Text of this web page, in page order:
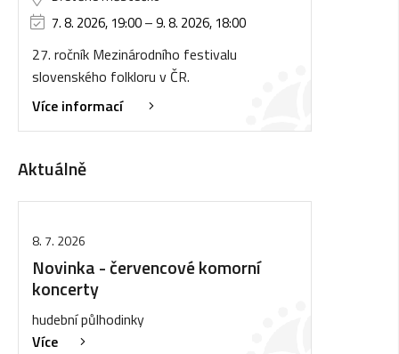
7. 8. 2026, 19:00–9. 8. 2026, 18:00
27. ročník Mezinárodního festivalu
slovenského folkloru v ČR.
Více informací
Aktuálně
8. 7. 2026
Novinka - červencové komorní
koncerty
hudební půlhodinky
Více